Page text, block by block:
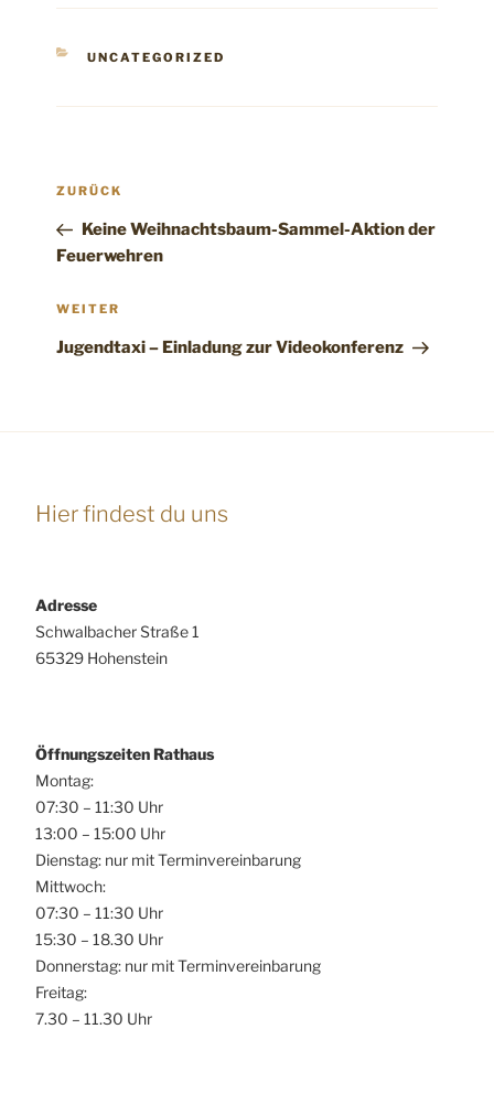
KATEGORIEN
UNCATEGORIZED
Vorheriger
ZURÜCK
Keine Weihnachtsbaum-Sammel-Aktion der
Feuerwehren
Nächster
WEITER
Jugendtaxi – Einladung zur Videokonferenz
Hier findest du uns
Adresse
Schwalbacher Straße 1
65329 Hohenstein
Öffnungszeiten Rathaus
Montag:
07:30 – 11:30 Uhr
13:00 – 15:00 Uhr
Dienstag: nur mit Terminvereinbarung
Mittwoch:
07:30 – 11:30 Uhr
15:30 – 18.30 Uhr
Donnerstag: nur mit Terminvereinbarung
Freitag:
7.30 – 11.30 Uhr